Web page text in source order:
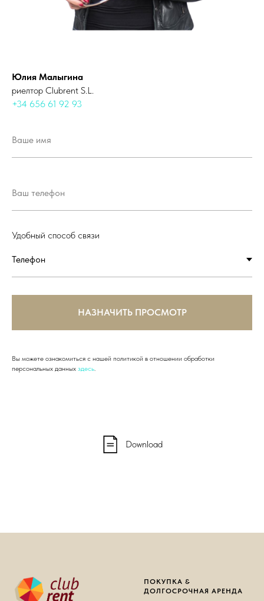
Юлия Малыгина
риелтор Clubrent S.L.
+34 656 61 92 93
Удобный способ связи
НАЗНАЧИТЬ ПРОСМОТР
Вы можете ознакомиться с нашей политикой в отношении обработки
персональных данных здесь.
Download
ПОКУПКА &
ДОЛГОСРОЧНАЯ АРЕНДА